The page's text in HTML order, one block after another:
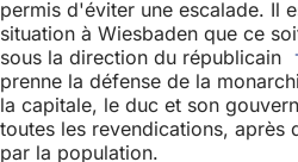
permis d'éviter une escalade. Il
situation à Wiesbaden que ce
sous la direction du républicain
prenne la défense de la
la capitale, le duc et son
toutes les revendications, après
par la population.